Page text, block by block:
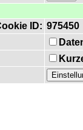
ID: 975450